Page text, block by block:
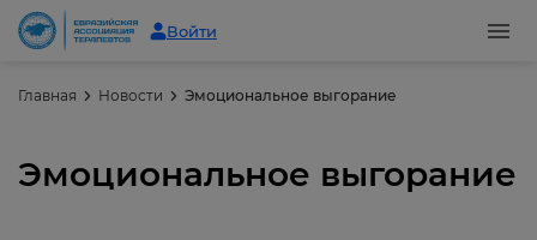
Войти
Главная Новости Эмоциональное выгорание
Эмоциональное выгорание